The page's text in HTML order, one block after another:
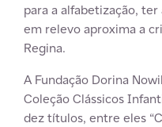
para a alfabetização,
em relevo aproxima a
Regina.
A Fundação Dorina
Coleção Clássicos
dez títulos, entre eles